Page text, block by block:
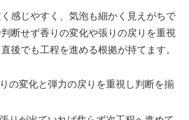
感じやすく、気泡も細かく見えがちで
断せず香りの変化や張りの戻りを重視
後でも工程を進める根拠が持てます。
の変化と弾力の戻りを重視し判断を揃